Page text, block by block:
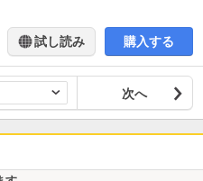
試し読み 購入する
次へ